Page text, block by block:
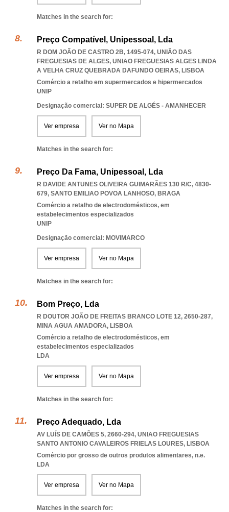
Matches in the search for:
Preço Compatível, Unipessoal, Lda
R DOM JOÃO DE CASTRO 2B, 1495-074, UNIÃO DAS
FREGUESIAS DE ALGES, UNIAO FREGUESIAS ALGES LINDA
A VELHA CRUZ QUEBRADA DAFUNDO OEIRAS, LISBOA
Comércio a retalho em supermercados e hipermercados
UNIP
Designação comercial: SUPER DE ALGÉS - AMANHECER
Ver empresa Ver no Mapa
Matches in the search for:
Preço Da Fama, Unipessoal, Lda
R DAVIDE ANTUNES OLIVEIRA GUIMARÃES 130 R/C, 4830-
679, SANTO EMILIAO POVOA LANHOSO, BRAGA
Comércio a retalho de electrodomésticos, em
estabelecimentos especializados
UNIP
Designação comercial: MOVIMARCO
Ver empresa Ver no Mapa
Matches in the search for:
Bom Preço, Lda
R DOUTOR JOÃO DE FREITAS BRANCO LOTE 12, 2650-287,
MINA AGUA AMADORA, LISBOA
Comércio a retalho de electrodomésticos, em
estabelecimentos especializados
LDA
Ver empresa Ver no Mapa
Matches in the search for:
Preço Adequado, Lda
AV LUÍS DE CAMÕES 5, 2660-294, UNIAO FREGUESIAS
SANTO ANTONIO CAVALEIROS FRIELAS LOURES, LISBOA
Comércio por grosso de outros produtos alimentares, n.e.
LDA
Ver empresa Ver no Mapa
Matches in the search for: